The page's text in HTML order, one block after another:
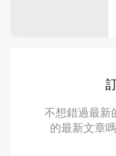
不想錯過最新
的最新文章